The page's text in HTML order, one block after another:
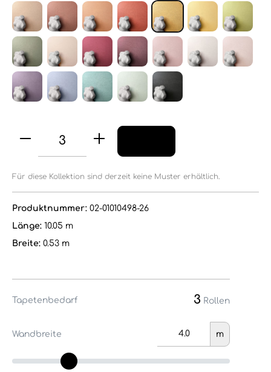
Für diese Kollektion sind derzeit keine Muster erhältlich.
Produktnummer: 02-01010498-26
Länge: 10.05 m
Breite: 0.53 m
Tapetenbedarf 3 Rollen
Wandbreite m